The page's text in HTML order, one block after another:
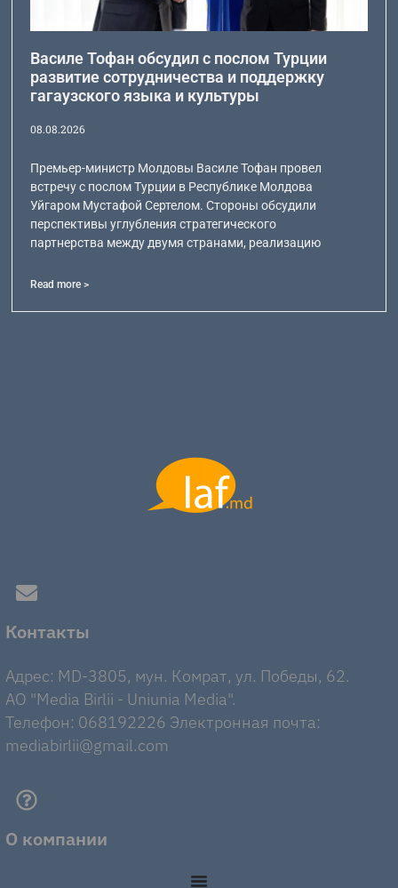
Василе Тофан обсудил с послом Турции
развитие сотрудничества и поддержку
гагаузского языка и культуры
08.08.2026
Премьер-министр Молдовы Василе Тофан провел
встречу с послом Турции в Республике Молдова
Уйгаром Мустафой Сертелом. Стороны обсудили
перспективы углубления стратегического
партнерства между двумя странами, реализацию
Read more >
Контакты
Адрес: MD-3805, мун. Комрат, ул. Победы, 62.
AO "Media Birlii - Uniunia Media".
Телефон: 068192226 Электронная почта:
mediabirlii@gmail.com
О компании